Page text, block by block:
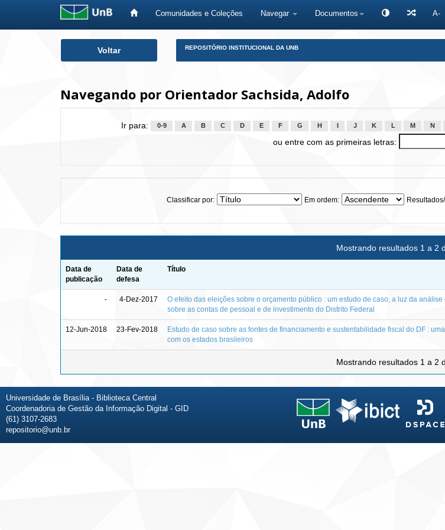
Comunidades e Coleções Navegar Documentos A-
Voltar REPOSITÓRIO INSTITUCIONAL DA UNB
Navegando por Orientador Sachsida, Adolfo
Ir para: 0-9 A B C D E F G H J K L M N
ou entre com as primeiras letras:
Classificar por: Em ordem:
Mostrando resultados 1 a 2
Data de
publicação
Data de
defesa
Título
- 4-Dez-2017
O efeito das eleições sobre o orçamento público : um estudo de caso, a luz da análise
sobre as contas de pessoal e de investimento do Distrito Federal
12-Jun-2018 23-Fev-2018
Estudo de caso sobre as fontes de financiamento e sustentabilidade fiscal do DF :
com os estados brasileiros
Mostrando resultados 1 a 2
Universidade de Brasília - Biblioteca Central
Coordenadoria de Gestão da Informação Digital - GID
(61) 3107-2683
repositorio@unb.br